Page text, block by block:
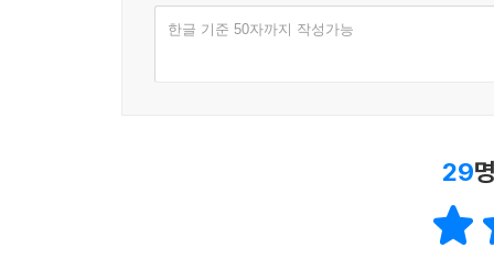
한글 기준 50자까지 작성가능
29